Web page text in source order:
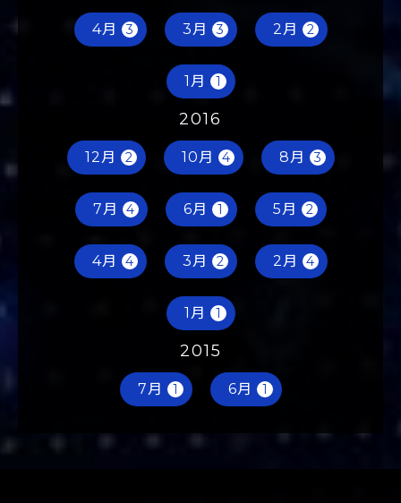
4月 3 3月 3 2月 2
1月 1
2016
12月 2 10月 4 8月 3
7月 4 6月 1 5月 2
4月 4 3月 2 2月 4
1月 1
2015
7月 1 6月 1